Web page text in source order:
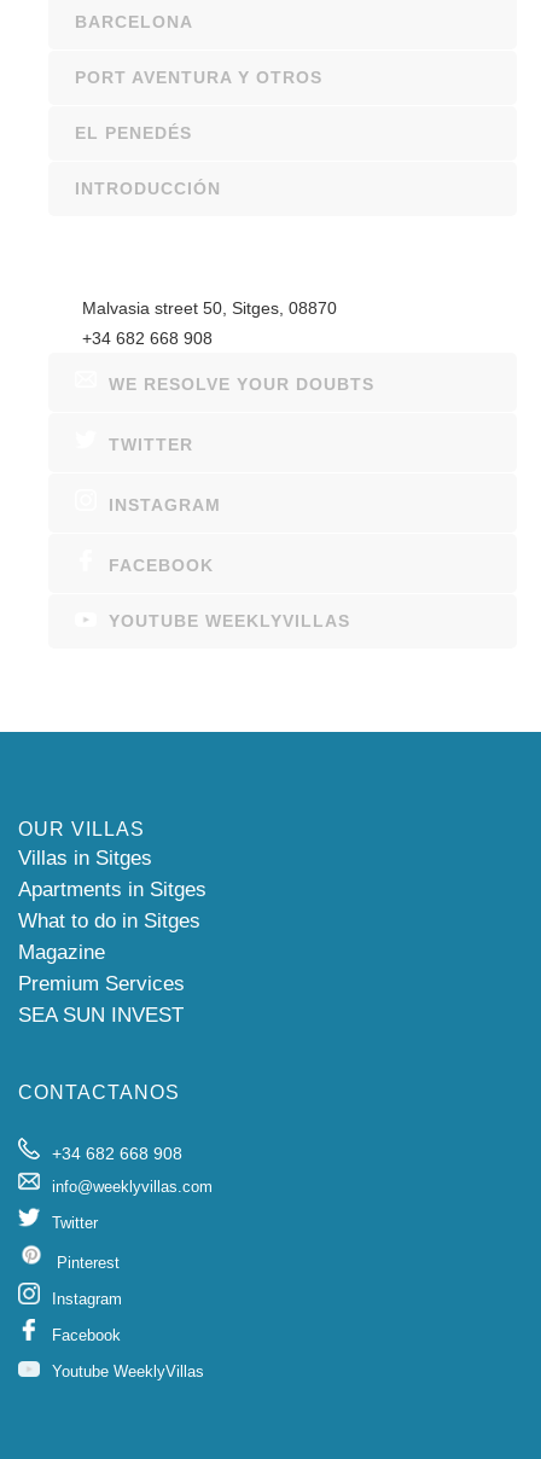
BARCELONA
PORT AVENTURA Y OTROS
EL PENEDÉS
INTRODUCCIÓN
Malvasia street 50, Sitges, 08870
+34 682 668 908
WE RESOLVE YOUR DOUBTS
TWITTER
INSTAGRAM
FACEBOOK
YOUTUBE WEEKLYVILLAS
OUR VILLAS
Villas in Sitges
Apartments in Sitges
What to do in Sitges
Magazine
Premium Services
SEA SUN INVEST
CONTACTANOS
+34 682 668 908
info@weeklyvillas.com
Twitter
Pinterest
Instagram
Facebook
Youtube WeeklyVillas